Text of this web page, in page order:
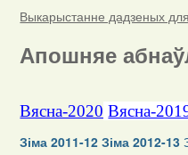
Выкарыстанне дадзеных
Апошняе
Вясна-2020 Вясна-
Зіма 2011-12 Зіма 2012-13